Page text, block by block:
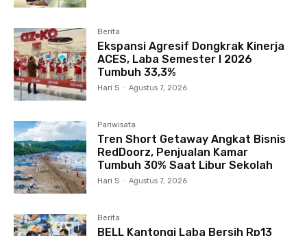
Berita
Ekspansi Agresif Dongkrak Kinerja
ACES, Laba Semester I 2026
Tumbuh 33,3%
Hari S - Agustus 7, 2026
Pariwisata
Tren Short Getaway Angkat Bisnis
RedDoorz, Penjualan Kamar
Tumbuh 30% Saat Libur Sekolah
Hari S - Agustus 7, 2026
Berita
BELL Kantongi Laba Bersih Rp13